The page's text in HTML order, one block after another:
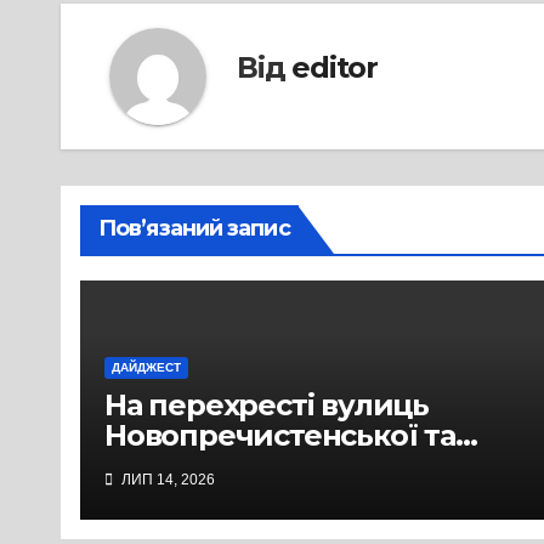
Від editor
Пов’язаний запис
ДАЙДЖЕСТ
На перехресті вулиць
Новопречистенської та
Надпільної просів асфальт
над теплотрасою
ЛИП 14, 2026